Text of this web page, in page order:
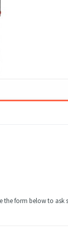
the form below to